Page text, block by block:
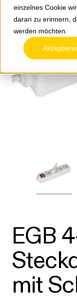
einzelnes Cookie
daran zu erinnern,
werden möchten.
EGB
mit